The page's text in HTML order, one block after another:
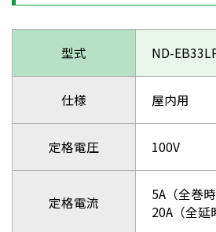
型式 ND-
仕様 屋内用
定格電圧 100V
定格電流
5A（全巻時
20A（全延